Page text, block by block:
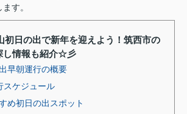
す。
初日の出で新年を迎えよう！筑西市の
し情報も紹介☆彡
早朝運行の概要
スケジュール
め初日の出スポット